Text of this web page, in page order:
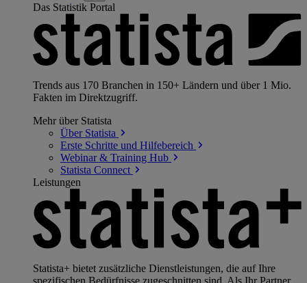
Das Statistik Portal
Trends aus 170 Branchen in 150+ Ländern und über 1 Mio.
Fakten im Direktzugriff.
Mehr über Statista
Über Statista
Erste Schritte und Hilfebereich
Webinar & Training Hub
Statista Connect
Leistungen
Statista+ bietet zusätzliche Dienstleistungen, die auf Ihre
spezifischen Bedürfnisse zugeschnitten sind. Als Ihr Partner